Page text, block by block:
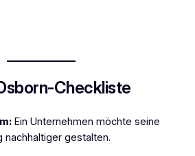
Checkliste
Ein Unternehmen möchte seine
nachhaltiger gestalten.